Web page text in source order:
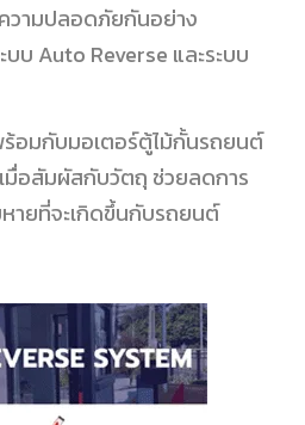
วามปลอดภัยกันอย่าง
บบ Auto Reverse และระบบ
อมกับมอเตอร์ตู้ไม้กั้นรถยนต์
มื่อสัมผัสกับวัตถุ ช่วยลดการ
ายที่จะเกิดขึ้นกับรถยนต์